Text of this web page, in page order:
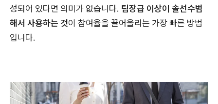
성되어 있다면 의미가 없습니다. 팀장급 이상이 솔선수범
해서 사용하는 것이 참여율을 끌어올리는 가장 빠른 방법
입니다.